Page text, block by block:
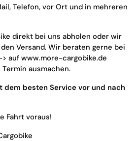
Telefon, vor Ort und in mehreren
direkt bei uns abholen oder wir
Versand. Wir beraten gerne bei
auf www.more-cargobike.de
ausmachen.
dem besten Service vor und nach
Fahrt voraus!